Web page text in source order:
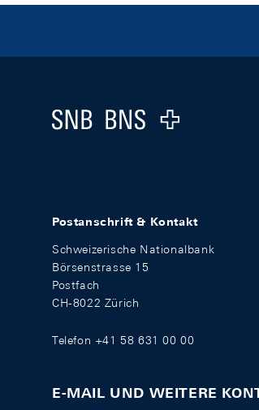
Logo
Postanschrift & Kontakt
Schweizerische Nationalbank
Börsenstrasse 15
Postfach
CH-8022 Zürich
Telefon +41 58 631 00 00
E-MAIL UND WEITERE